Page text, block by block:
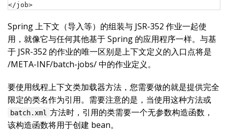
</job>
Spring 上下文（导入等）的组装与 JSR-352 作业一起使
用，就像它与任何其他基于 Spring 的应用程序一样。与基
于 JSR-352 的作业的唯一区别是上下文定义的入口点将是
/META-INF/batch-jobs/ 中的作业定义。
要使用线程上下文类加载器方法，您需要做的就是提供完全
限定的类名作为引用。需要注意的是，当使用这种方法或
batch.xml 方法时，引用的类需要一个无参数构造函数，
该构造函数将用于创建 bean。